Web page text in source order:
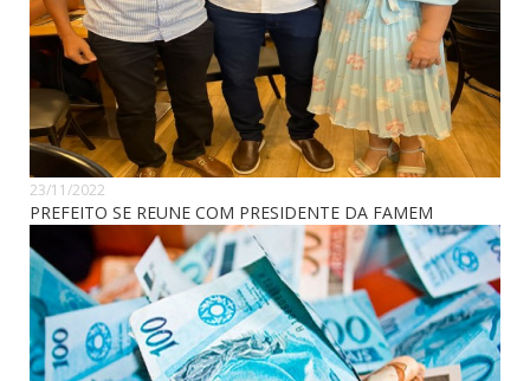
23/11/2022
PREFEITO SE REUNE COM PRESIDENTE DA FAMEM